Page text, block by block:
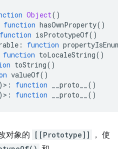
Object()
function hasOwnProperty()
function isPrototypeOf()
: function
function toLocaleString()
toString()
valueOf()
function __proto__
()
function __proto__ ()
对象的 [[Prototype]]
， 使